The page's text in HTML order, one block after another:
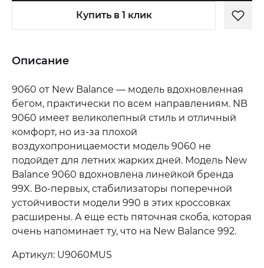
Купить в 1 клик
Описание
9060 от New Balance — модель вдохновленная
бегом, практически по всем направлениям. NB
9060 имеет великолепный стиль и отличный
комфорт, но из-за плохой
воздухопроницаемости модель 9060 не
подойдет для летних жарких дней. Модель New
Balance 9060 вдохновлена линейкой бренда
99X. Во-первых, стабилизаторы поперечной
устойчивости модели 990 в этих кроссовках
расширены. А еще есть пяточная скоба, которая
очень напоминает ту, что на New Balance 992.
Артикул: U9060MUS